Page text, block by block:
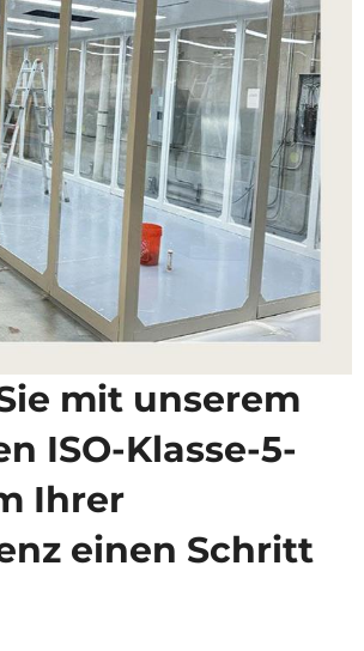
mit unserem
ISO-Klasse-5-
Ihrer
einen Schritt